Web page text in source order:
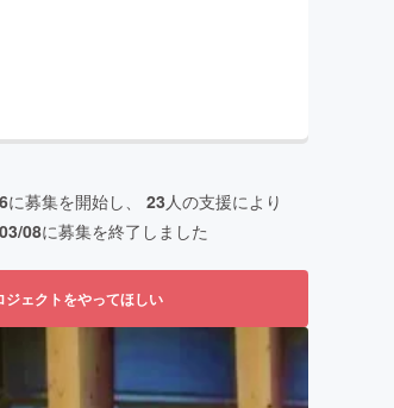
に募集を開始し、 23人の支援により
08に募集を終了しました
ジェクトをやってほしい